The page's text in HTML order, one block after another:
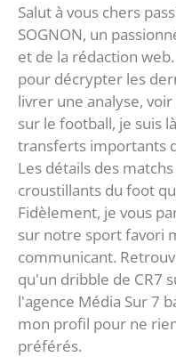
Salut à vous chers
SOGNON, un
et de la rédaction
pour décrypter les
livrer une analyse,
sur le football, je suis
transferts importants
Les détails des
croustillants du foot
Fidèlement, je vous
sur notre sport favori
communicant.
qu'un dribble de CR7
l'agence Média Sur 7
mon profil pour ne
préférés.